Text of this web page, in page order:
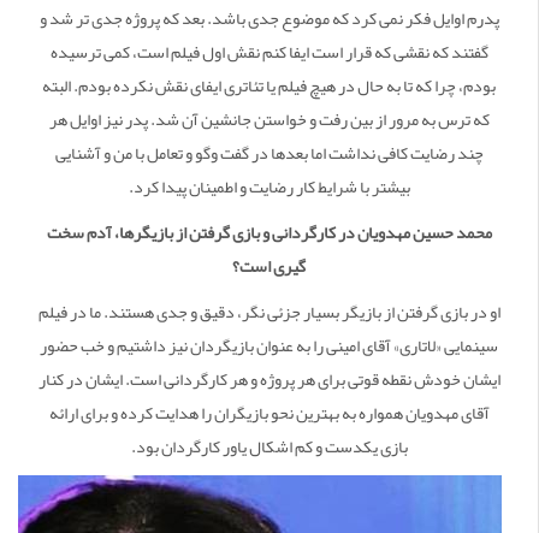
پدرم اوایل فکر نمی کرد که موضوع جدی باشد. بعد که پروژه جدی تر شد و
گفتند که نقشی که قرار است ایفا کنم نقش اول فیلم است، کمی ترسیده
بودم، چرا که تا به حال در هیچ فیلم یا تئاتری ایفای نقش نکرده بودم. البته
که ترس به مرور از بین رفت و خواستن جانشین آن شد. پدر نیز اوایل هر
چند رضایت کافی نداشت اما بعدها در گفت وگو و تعامل با من و آشنایی
بیشتر با شرایط کار رضایت و اطمینان پیدا کرد.
محمد حسین مهدویان در کارگردانی و بازی گرفتن از بازیگرها، آدم سخت
گیری است؟
او در بازی گرفتن از بازیگر بسیار جزئی نگر، دقیق و جدی هستند. ما در فیلم
سینمایی «لاتاری» آقای امینی را به عنوان بازیگردان نیز داشتیم و خب حضور
ایشان خودش نقطه قوتی برای هر پروژه و هر کارگردانی است. ایشان در کنار
آقای مهدویان همواره به بهترین نحو بازیگران را هدایت کرده و برای ارائه
بازی یکدست و کم اشکال یاور کارگردان بود.